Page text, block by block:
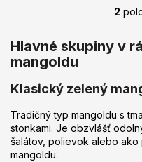
2
Hlavné skupiny v
mangoldu
Klasický zelený
Tradičný typ mangoldu s
stonkami. Je obzvlášť
šalátov, polievok alebo ako
mangoldu.